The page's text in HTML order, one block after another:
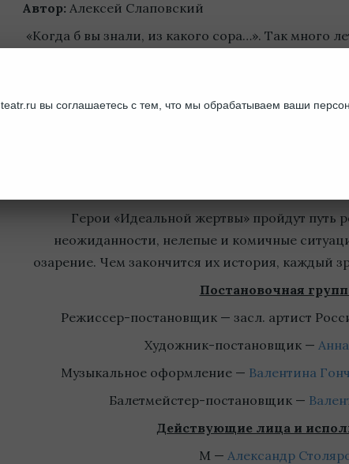
Автор: Алексей Слаповский
«Когда б вы знали, из какого сора…». Так много
рождении стихов. Любовь — это высшая форма
энергией. Но у каждого человека своё
рождается порой из случайности и принимает
Герои «Идеальной жертвы» пройдут путь
неожиданности, нелепые и комичные
озарение. Чем закончится их история, каждый
Постановочная
Режиссер-постановщик — засл. артист
Художник-постановщик —
Музыкальное оформление — Валентина
Балетмейстер-постановщик —
Действующие лица и
М — Александр
вы соглашаетесь с тем, что мы обрабатываем ваши